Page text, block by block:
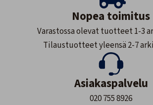
Nopea toimitus
Varastossa olevat tuotteet 1-3
Tilaustuotteet yleensä 2-7
Asiakaspalvelu
020 755 8926